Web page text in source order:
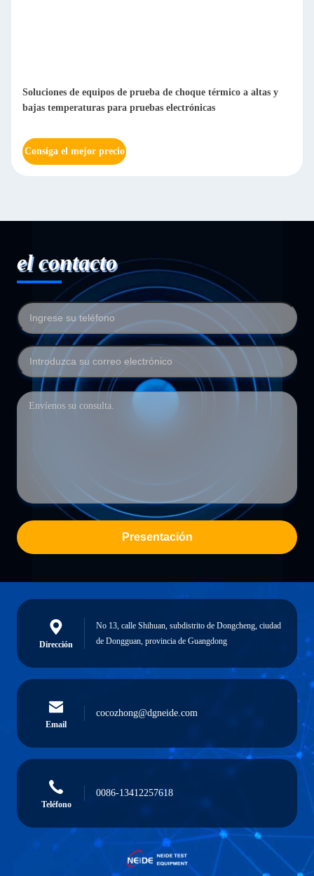
Soluciones de equipos de prueba de choque térmico a altas y
bajas temperaturas para pruebas electrónicas
Consiga el mejor precio
el contacto
Presentación
Dirección
No 13, calle Shihuan, subdistrito de Dongcheng, ciudad
de Dongguan, provincia de Guangdong
Email
cocozhong@dgneide.com
Teléfono
0086-13412257618